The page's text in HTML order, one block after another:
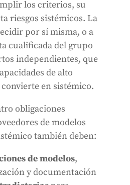
los criterios, su
riesgos sistémicos. La
por sí misma, o a
cualificada del grupo
independientes, que
de alto
en sistémico.
obligaciones
de modelos
también deben:
de modelos,
y documentación